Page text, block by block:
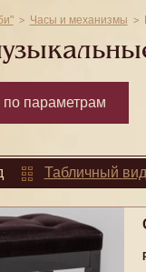
Часы и механизмы
параметрам
Табличный